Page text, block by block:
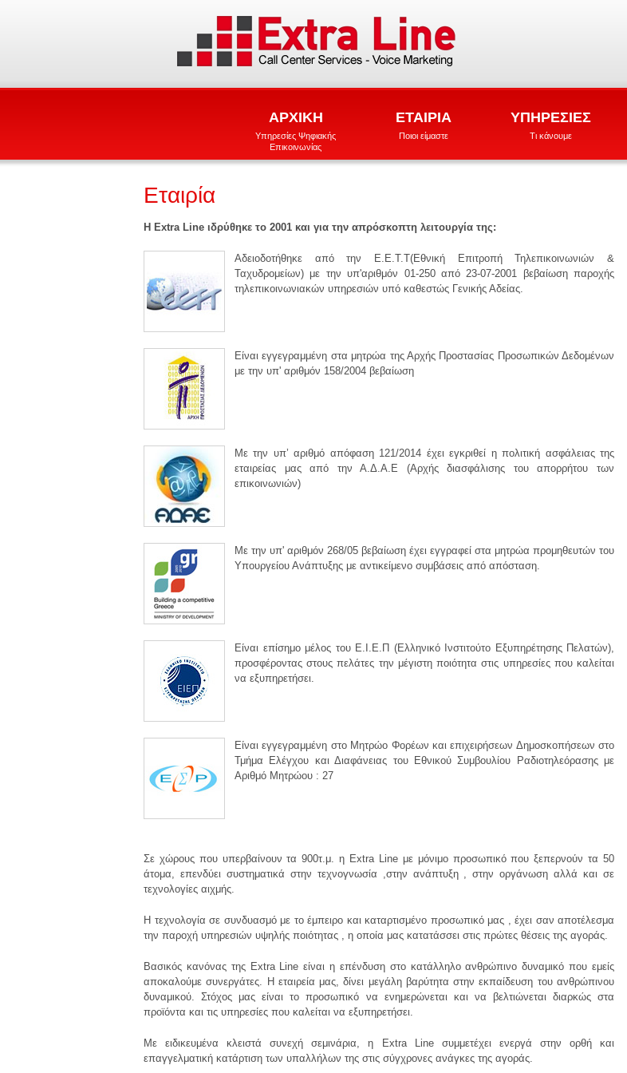
ΑΡΧΙΚΗ
Υπηρεσίες Ψηφιακής
Επικοινωνίας
ΕΤΑΙΡΙΑ
Ποιοι είμαστε
ΥΠΗΡΕΣΙΕΣ
Τι κάνουμε
Εταιρία
Η Extra Line ιδρύθηκε το 2001 και για την απρόσκοπτη λειτουργία της:
Αδειοδοτήθηκε από την Ε.Ε.Τ.Τ(Εθνική Επιτροπή Τηλεπικοινωνιών &
Ταχυδρομείων) με την υπ'αριθμόν 01-250 από 23-07-2001 βεβαίωση παροχής
τηλεπικοινωνιακών υπηρεσιών υπό καθεστώς Γενικής Αδείας.
Είναι εγγεγραμμένη στα μητρώα της Αρχής Προστασίας Προσωπικών Δεδομένων
με την υπ' αριθμόν 158/2004 βεβαίωση
Με την υπ’ αριθμό απόφαση 121/2014 έχει εγκριθεί η πολιτική ασφάλειας της
εταιρείας μας από την Α.Δ.Α.Ε (Αρχής διασφάλισης του απορρήτου των
επικοινωνιών)
Με την υπ' αριθμόν 268/05 βεβαίωση έχει εγγραφεί στα μητρώα προμηθευτών του
Υπουργείου Ανάπτυξης με αντικείμενο συμβάσεις από απόσταση.
Είναι επίσημο μέλος του Ε.Ι.Ε.Π (Ελληνικό Ινστιτούτο Εξυπηρέτησης Πελατών),
προσφέροντας στους πελάτες την μέγιστη ποιότητα στις υπηρεσίες που καλείται
να εξυπηρετήσει.
Είναι εγγεγραμμένη στο Μητρώο Φορέων και επιχειρήσεων Δημοσκοπήσεων στο
Τμήμα Ελέγχου και Διαφάνειας του Εθνικού Συμβουλίου Ραδιοτηλεόρασης με
Αριθμό Μητρώου : 27
Σε χώρους που υπερβαίνουν τα 900τ.μ. η Extra Line με μόνιμο προσωπικό που ξεπερνούν τα 50
άτομα, επενδύει συστηματικά στην τεχνογνωσία ,στην ανάπτυξη , στην οργάνωση αλλά και σε
τεχνολογίες αιχμής.
Η τεχνολογία σε συνδυασμό με το έμπειρο και καταρτισμένο προσωπικό μας , έχει σαν αποτέλεσμα
την παροχή υπηρεσιών υψηλής ποιότητας , η οποία μας κατατάσσει στις πρώτες θέσεις της αγοράς.
Βασικός κανόνας της Extra Line είναι η επένδυση στο κατάλληλο ανθρώπινο δυναμικό που εμείς
αποκαλούμε συνεργάτες. Η εταιρεία μας, δίνει μεγάλη βαρύτητα στην εκπαίδευση του ανθρώπινου
δυναμικού. Στόχος μας είναι το προσωπικό να ενημερώνεται και να βελτιώνεται διαρκώς στα
προϊόντα και τις υπηρεσίες που καλείται να εξυπηρετήσει.
Με ειδικευμένα κλειστά συνεχή σεμινάρια, η Extra Line συμμετέχει ενεργά στην ορθή και
επαγγελματική κατάρτιση των υπαλλήλων της στις σύγχρονες ανάγκες της αγοράς.